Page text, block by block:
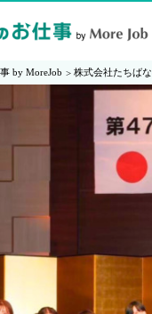
by MoreJob 株式会社たちば